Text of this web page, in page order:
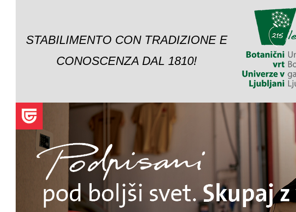
STABILIMENTO CON TRADIZIONE E
CONOSCENZA DAL 1810!